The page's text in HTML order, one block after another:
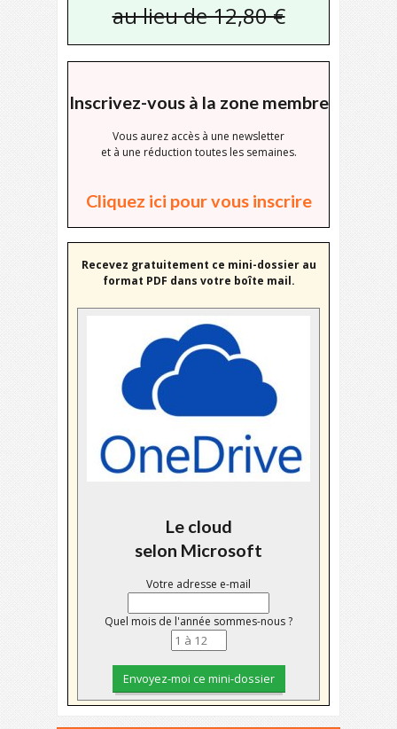
au lieu de 12,80 €
Inscrivez-vous à la zone membre
Vous aurez accès à une newsletter
et à une réduction toutes les semaines.
Cliquez ici pour vous inscrire
Recevez gratuitement ce mini-dossier au
format PDF dans votre boîte mail.
Le cloud
selon Microsoft
Votre adresse e-mail
Quel mois de l'année sommes-nous ?